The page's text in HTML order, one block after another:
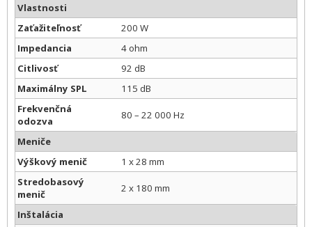
Vlastnosti
Zaťažiteľnosť
200 W
Impedancia
4 ohm
Citlivosť
92 dB
Maximálny SPL
115 dB
Frekvenčná
odozva
80 – 22 000 Hz
Meniče
Výškový menič
1 x 28 mm
Stredobasový
menič
2 x 180 mm
Inštalácia